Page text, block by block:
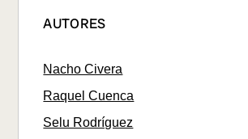
AUTORES
Nacho Civera
Raquel Cuenca
Selu Rodríguez